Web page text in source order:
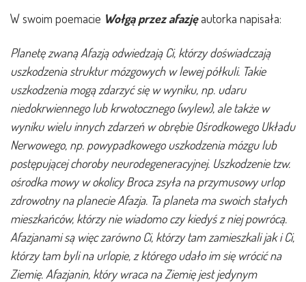
W swoim poemacie Wołgą przez afazjęautorka napisała:
Planetę zwaną Afazją odwiedzają Ci, którzy doświadczają
uszkodzenia struktur mózgowych w lewej półkuli. Takie
uszkodzenia mogą zdarzyć się w wyniku, np. udaru
niedokrwiennego lub krwotocznego (wylew), ale także w
wyniku wielu innych zdarzeń w obrębie Ośrodkowego Układu
Nerwowego, np. powypadkowego uszkodzenia mózgu lub
postępującej choroby neurodegeneracyjnej. Uszkodzenie tzw.
ośrodka mowy w okolicy Broca zsyła na przymusowy urlop
zdrowotny na planecie Afazja. Ta planeta ma swoich stałych
mieszkańców, którzy nie wiadomo czy kiedyś z niej powrócą.
Afazjanami są więc zarówno Ci, którzy tam zamieszkali jak i Ci,
którzy tam byli na urlopie, z którego udało im się wrócić na
Ziemię. Afazjanin, który wraca na Ziemię jest jedynym